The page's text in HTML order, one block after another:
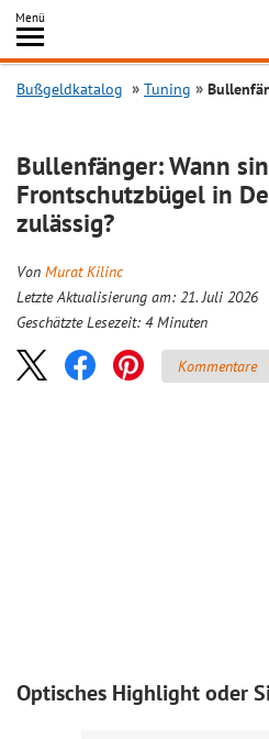
Inhalt
springen
Menü
Bußgeldkatalog Tuning
Bullenfänger: Wann
Frontschutzbügel in
zulässig?
Von Murat Kilinc
Letzte Aktualisierung am: 21. Juli 2026
Geschätzte Lesezeit: 4 Minuten
Kommentare
Optisches Highlight oder